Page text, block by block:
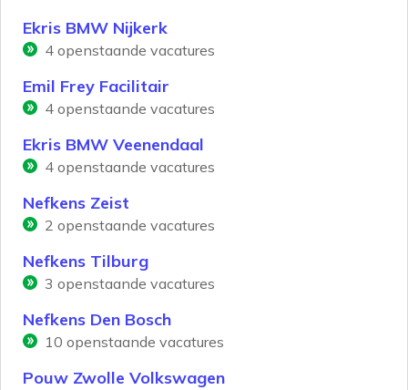
Ekris BMW Nijkerk
4 openstaande vacatures
Emil Frey Facilitair
4 openstaande vacatures
Ekris BMW Veenendaal
4 openstaande vacatures
Nefkens Zeist
2 openstaande vacatures
Nefkens Tilburg
3 openstaande vacatures
Nefkens Den Bosch
10 openstaande vacatures
Pouw Zwolle Volkswagen